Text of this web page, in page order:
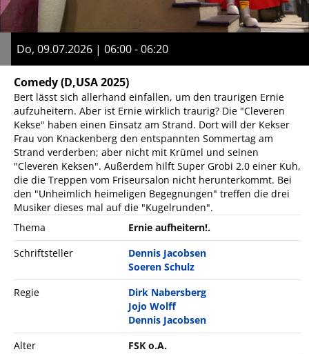
Do, 09.07.2026 | 06:00 - 06:20
Comedy(D,USA 2025)
Bert lässt sich allerhand einfallen, um den traurigen Ernie
aufzuheitern. Aber ist Ernie wirklich traurig? Die "Cleveren
Kekse" haben einen Einsatz am Strand. Dort will der Kekser
Frau von Knackenberg den entspannten Sommertag am
Strand verderben; aber nicht mit Krümel und seinen
"Cleveren Keksen". Außerdem hilft Super Grobi 2.0 einer Kuh,
die die Treppen vom Friseursalon nicht herunterkommt. Bei
den "Unheimlich heimeligen Begegnungen" treffen die drei
Musiker dieses mal auf die "Kugelrunden".
Thema
Ernie aufheitern!.
Schriftsteller
Dennis Jacobsen
Soeren Schulz
Regie
Dirk Nabersberg
Jojo Wolff
Dennis Jacobsen
Alter
FSK o.A.